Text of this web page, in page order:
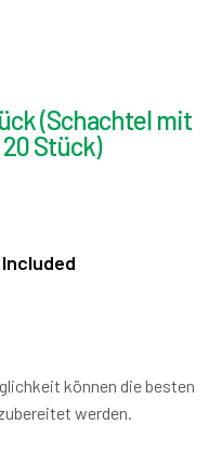
(Schachtel mit
Stück)
Included
können die besten
werden.